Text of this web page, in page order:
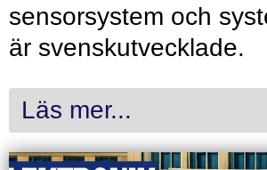
sensorsystem och
är svenskutvecklade.
Läs mer...